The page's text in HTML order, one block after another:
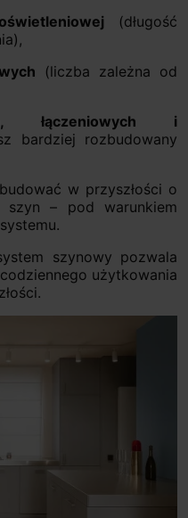
(długość
(liczba zależna od
łączeniowych i
bardziej rozbudowany
w przyszłości o
– pod warunkiem
szynowy pozwala
użytkowania